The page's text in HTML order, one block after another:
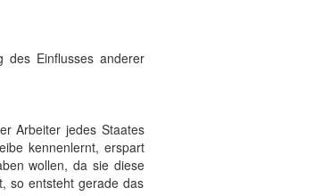
des Einflusses anderer
Arbeiter jedes Staates
kennenlernt, erspart
wollen, da sie diese
so entsteht gerade das